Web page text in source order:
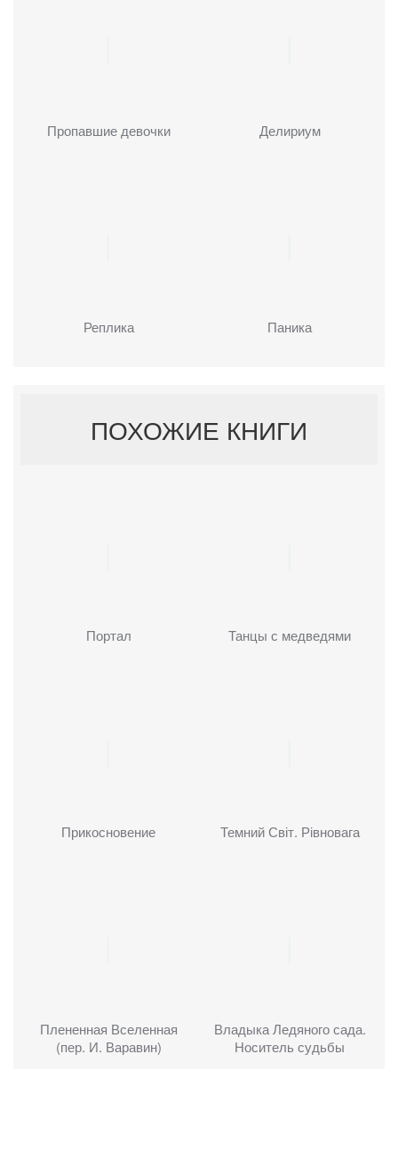
Пропавшие девочки Делириум
Реплика Паника
ПОХОЖИЕ КНИГИ
Портал Танцы с медведями
Прикосновение Темний Світ. Рівновага
Плененная Вселенная
(пер. И. Варавин)
Владыка Ледяного сада.
Носитель судьбы